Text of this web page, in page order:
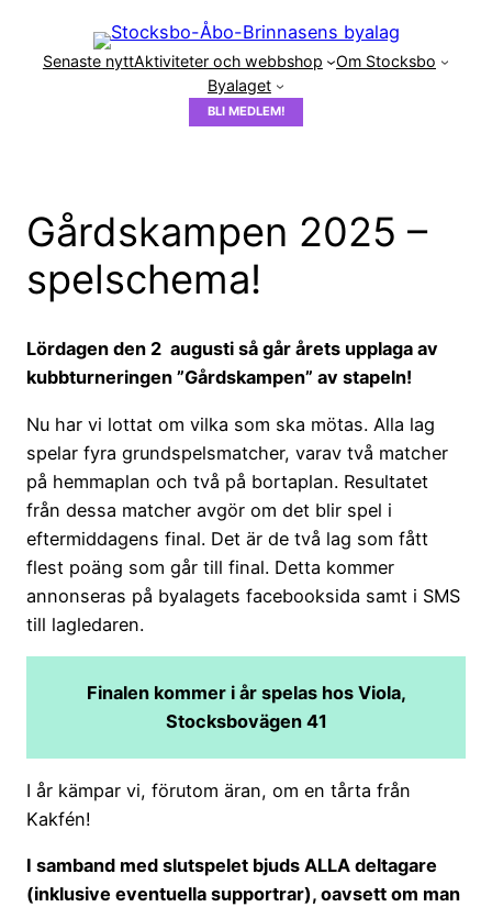
innehållSenaste nyttAktiviteter och webbshop
Om Stocksbo
Byalaget
BLI MEDLEM!
Gårdskampen 2025 –
spelschema!
Lördagen den 2 augusti så går årets upplaga av
kubbturneringen ”Gårdskampen” av stapeln!
Nu har vi lottat om vilka som ska mötas. Alla lag
spelar fyra grundspelsmatcher, varav två matcher
på hemmaplan och två på bortaplan. Resultatet
från dessa matcher avgör om det blir spel i
eftermiddagens final. Det är de två lag som fått
flest poäng som går till final. Detta kommer
annonseras på byalagets facebooksida samt i SMS
till lagledaren.
Finalen kommer i år spelas hos Viola,
Stocksbovägen 41
I år kämpar vi, förutom äran, om en tårta från
Kakfén!
I samband med slutspelet bjuds ALLA deltagare
(inklusive eventuella supportrar), oavsett om man